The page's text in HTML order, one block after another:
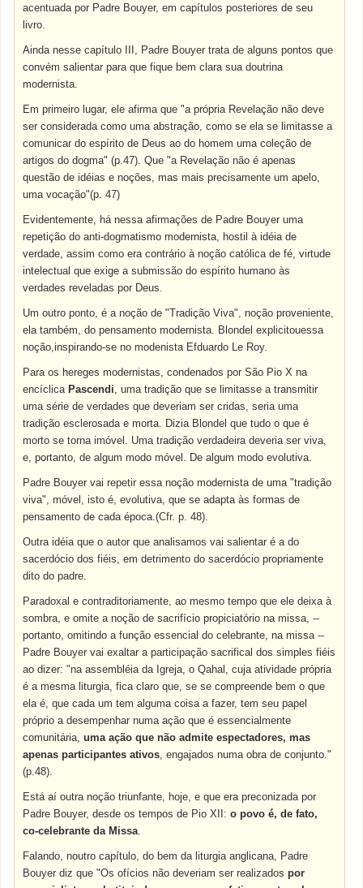
acentuada por Padre Bouyer, em capítulos posteriores de seu
livro.
Ainda nesse capítulo III, Padre Bouyer trata de alguns pontos que
convém salientar para que fique bem clara sua doutrina
modernista.
Em primeiro lugar, ele afirma que "a própria Revelação não deve
ser considerada como uma abstração, como se ela se limitasse a
comunicar do espírito de Deus ao do homem uma coleção de
artigos do dogma" (p.47). Que "a Revelação não é apenas
questão de idéias e noções, mas mais precisamente um apelo,
uma vocação"(p. 47)
Evidentemente, há nessa afirmações de Padre Bouyer uma
repetição do anti-dogmatismo modernista, hostil à idéia de
verdade, assim como era contrário à noção católica de fé, virtude
intelectual que exige a submissão do espírito humano às
verdades reveladas por Deus.
Um outro ponto, é a noção de "Tradição Viva", noção proveniente,
ela também, do pensamento modernista. Blondel explicitouessa
noção,inspirando-se no modenista Efduardo Le Roy.
Para os hereges modernistas, condenados por São Pio X na
encíclica Pascendi, uma tradição que se limitasse a transmitir
uma série de verdades que deveriam ser cridas, seria uma
tradição esclerosada e morta. Dizia Blondel que tudo o que é
morto se torna imóvel. Uma tradição verdadeira deveria ser viva,
e, portanto, de algum modo móvel. De algum modo evolutiva.
Padre Bouyer vai repetir essa noção modernista de uma "tradição
viva", móvel, isto é, evolutiva, que se adapta às formas de
pensamento de cada época.(Cfr. p. 48).
Outra idéia que o autor que analisamos vai salientar é a do
sacerdócio dos fiéis, em detrimento do sacerdócio propriamente
dito do padre.
Paradoxal e contraditoriamente, ao mesmo tempo que ele deixa à
sombra, e omite a noção de sacrifício propiciatório na missa, --
portanto, omitindo a função essencial do celebrante, na missa --
Padre Bouyer vai exaltar a participação sacrifical dos simples fiéis
ao dizer: "na assembléia da Igreja, o Qahal, cuja atividade própria
é a mesma liturgia, fica claro que, se se compreende bem o que
ela é, que cada um tem alguma coisa a fazer, tem seu papel
próprio a desempenhar numa ação que é essencialmente
comunitária,uma ação que não admite espectadores, mas
apenas participantes ativos, engajados numa obra de conjunto."
(p.48).
Está aí outra noção triunfante, hoje, e que era preconizada por
Padre Bouyer, desde os tempos de Pio XII:o povo é, de fato,
co-celebrante da Missa.
Falando, noutro capítulo, do bem da liturgia anglicana, Padre
Bouyer diz que "Os ofícios não deveriam ser realizadospor